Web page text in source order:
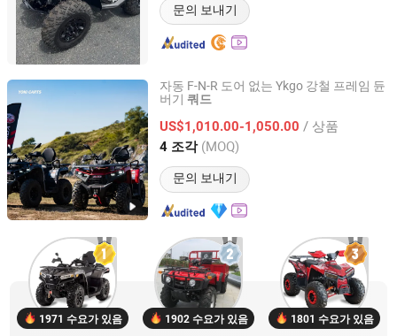
문의 보내기
자동 F-N-R 도어 없는 Ykgo 강철 프레임 듄
버기 쿼드
US$1,010.00-1,050.00 / 상품
4 조각 (MOQ)
문의 보내기
Taizhou Yoki Carts Co., Ltd.
Jiangsu, China 이후 2026
1971 수요가 있음 1902 수요가 있음 1801 수요가 있음